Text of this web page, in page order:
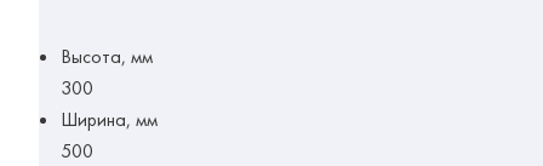
Высота, мм
300
Ширина, мм
500